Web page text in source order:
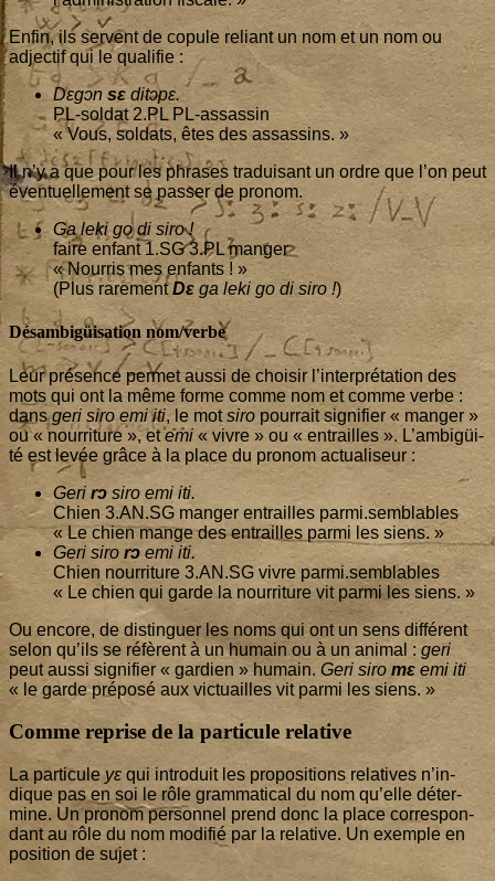
Enfin, ils servent de copule reliant un nom et un nom ou
adjec­tif qui le qualifie :
Dɛgɔnsɛ ditɔpɛ.
PL-sol­dat2.PL PL-assas­sin
« Vous, sol­dats, êtes des assassins. »
Il n’y a que pour les phrases tra­dui­sant un ordre que l’on peut
éven­tuel­le­ment se pas­ser de pronom.
Ga leki go di siro !
faire enfant1.SG3.PL man­ger
« Nour­ris mes enfants ! »
(Plus rare­mentDɛ ga leki go di siro !)
Désambigüisation nom/verbe
Leur pré­sence per­met aus­si de choi­sir l’in­ter­pré­ta­tion des
mots qui ont la même forme comme nom et comme verbe :
dansgeri siro emi iti, le motsiro pour­rait signi­fier « man­ger »
ou « nour­ri­ture », etemi « vivre » ou « entrailles ». L’am­bigüi­
té est levée grâce à la place du pro­nom actualiseur :
Gerirɔ siro emi iti.
Chien 3.AN.SG man­ger entrailles parmi.semblables
« Le chien mange des entrailles par­mi les siens. »
Geri siro rɔ emi iti.
Chien nour­ri­ture 3.AN.SG vivre parmi.semblables
« Le chien qui garde la nour­ri­ture vit par­mi les siens. »
Ou encore, de dis­tin­guer les noms qui ont un sens dif­fé­rent
selon qu’ils se réfèrent à un humain ou à un ani­mal : geri
peut aus­si signi­fier « gar­dien » humain.Geri siro mɛ emi iti
« le garde pré­po­sé aux vic­tuailles vit par­mi les siens. »
Comme reprise de la particule relative
La par­ti­culeyɛ qui intro­duit les pro­po­si­tions rela­tives n’in­
dique pas en soi le rôle gram­ma­ti­cal du nom qu’elle déter­
mine. Un pro­nom per­son­nel prend donc la place cor­res­pon­
dant au rôle du nom modi­fié par la rela­tive. Un exemple en
posi­tion de sujet :